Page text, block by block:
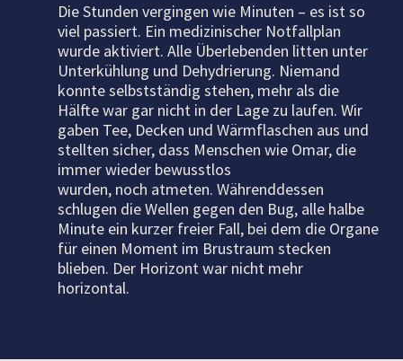
Die Stunden vergingen wie Minuten – es ist so
viel passiert. Ein medizinischer Notfallplan
wurde aktiviert. Alle Überlebenden litten unter
Unterkühlung und Dehydrierung. Niemand
konnte selbstständig stehen, mehr als die
Hälfte war gar nicht in der Lage zu laufen. Wir
gaben Tee, Decken und Wärmflaschen aus und
stellten sicher, dass Menschen wie Omar, die
immer wieder bewusstlos
wurden, noch atmeten. Währenddessen
schlugen die Wellen gegen den Bug, alle halbe
Minute ein kurzer freier Fall, bei dem die Organe
für einen Moment im Brustraum stecken
blieben. Der Horizont war nicht mehr
horizontal.